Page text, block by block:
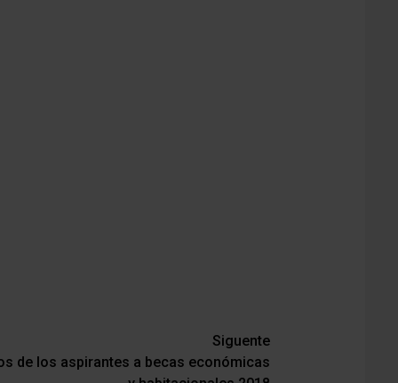
Siguente
de los aspirantes a becas económicas